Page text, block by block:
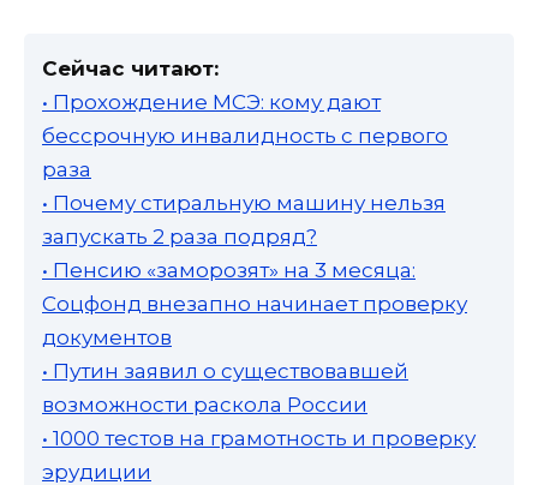
Сейчас читают:
• Прохождение МСЭ: кому дают
бессрочную инвалидность с первого
раза
• Почему стиральную машину нельзя
запускать 2 раза подряд?
• Пенсию «заморозят» на 3 месяца:
Соцфонд внезапно начинает проверку
документов
• Путин заявил о существовавшей
возможности раскола России
• 1000 тестов на грамотность и проверку
эрудиции